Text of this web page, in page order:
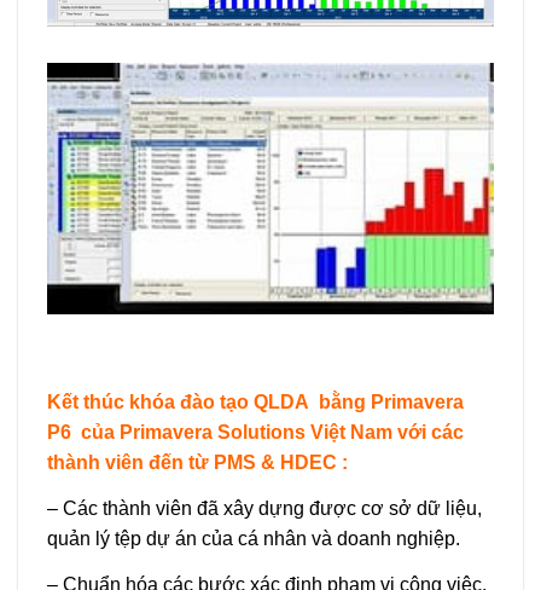
Kết thúc khóa đào tạo QLDA bằng Primavera
P6 của Primavera Solutions Việt Nam với các
thành viên đến từ PMS & HDEC :
– Các thành viên đã xây dựng được cơ sở dữ liệu,
quản lý tệp dự án của cá nhân và doanh nghiệp.
– Chuẩn hóa các bước xác định phạm vi công việc,